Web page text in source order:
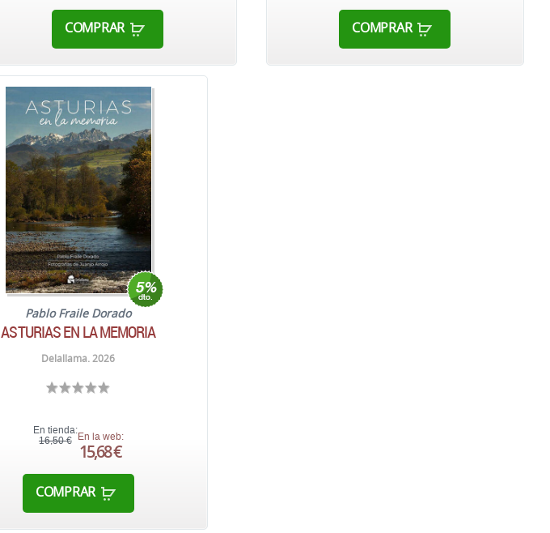
COMPRAR COMPRAR
Pablo Fraile Dorado
ASTURIAS EN LA MEMORIA
Delallama. 2026
En tienda:
16,50 € En la web:
15,68 €
COMPRAR